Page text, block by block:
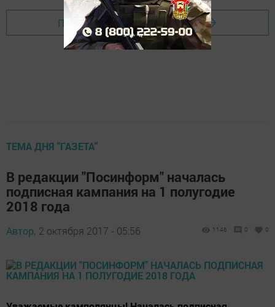
Перейти на страницу новости
ТЕМА ДНЯ "ГАЗЕТА"
В редакции "Посинформ" началась
подписная кампания на 1 полугодие
2018 года
Автор, 2 октября 2017 - 05:56 1146 0 0